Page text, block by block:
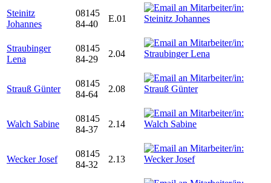
Steinitz
Johannes
08145
84-40
E.01
Straubinger
Lena
08145
84-29
2.04
Strauß Günter
08145
84-64
2.08
Walch Sabine
08145
84-37
2.14
Wecker Josef
08145
84-32
2.13